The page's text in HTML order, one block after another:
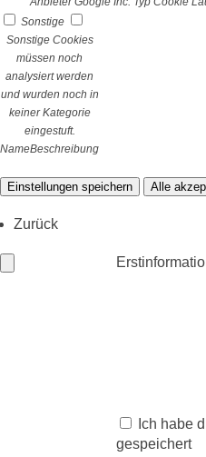
Sonstige
Sonstige Cookies
müssen noch
analysiert werden
und wurden noch in
keiner Kategorie
eingestuft.
NameBeschreibung
Einstellungen speichern Alle
Zurück
Ich habe
gespeichert